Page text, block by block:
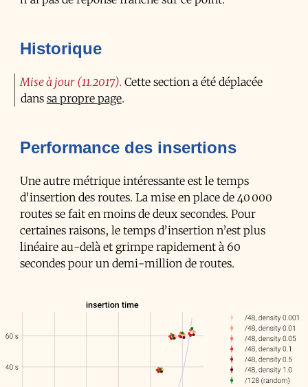
Historique
Mise à jour (11.2017) Cette section a été déplacée
dans sa propre page.
Performance des insertions
Une autre métrique intéressante est le temps
d’insertion des routes. La mise en place de 40 000
routes se fait en moins de deux secondes. Pour
certaines raisons, le temps d’insertion n’est plus
linéaire au-delà et grimpe rapidement à 60
secondes pour un demi-million de routes.